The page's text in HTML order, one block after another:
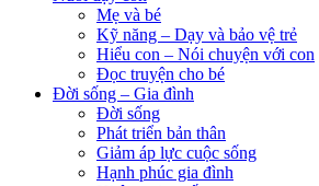
Mẹ và bé
Kỹ năng – Dạy và bảo vệ trẻ
Hiểu con – Nói chuyện với con
Đọc truyện cho bé
Đời sống – Gia đình
Đời sống
Phát triển bản thân
Giảm áp lực cuộc sống
Hạnh phúc gia đình